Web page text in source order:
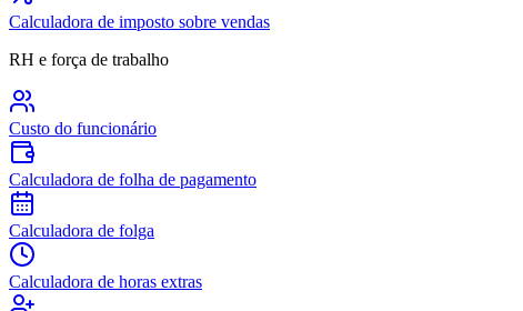
Calculadora de imposto sobre vendas
RH e força de trabalho
Custo do funcionário
Calculadora de folha de pagamento
Calculadora de folga
Calculadora de horas extras